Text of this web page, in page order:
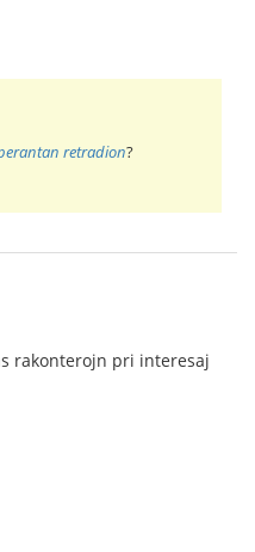
retradion?
rakonterojn pri interesaj